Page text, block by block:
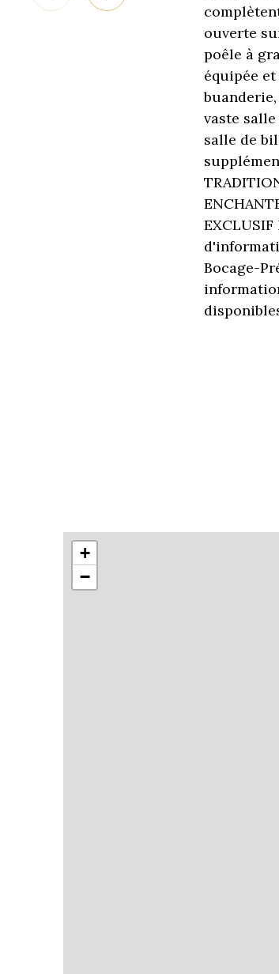
ouverte
poêle à
équipée
vaste
salle de
Bocage-
+
−